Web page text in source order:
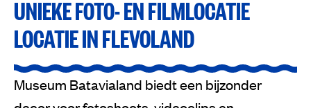
UNIEKE FOTO- EN FILMLOCATIE
LOCATIE IN FLEVOLAND
Museum Batavialand biedt een bijzonder